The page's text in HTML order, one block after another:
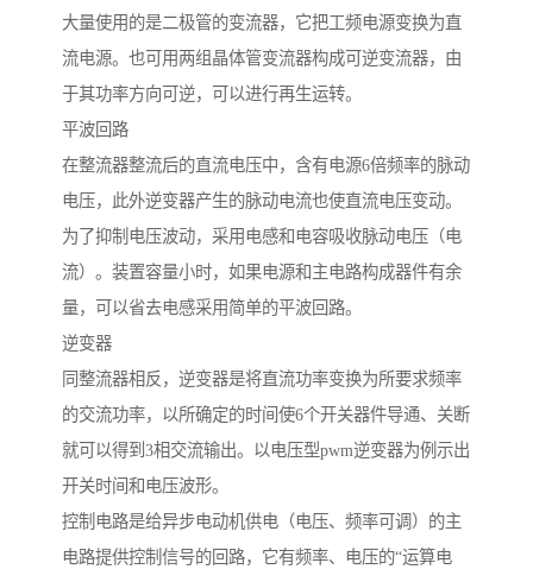
大量使用的是二极管的变流器，它把工频电源变换为直
流电源。也可用两组晶体管变流器构成可逆变流器，由
于其功率方向可逆，可以进行再生运转。
平波回路
在整流器整流后的直流电压中，含有电源6倍频率的脉动
电压，此外逆变器产生的脉动电流也使直流电压变动。
为了抑制电压波动，采用电感和电容吸收脉动电压（电
流）。装置容量小时，如果电源和主电路构成器件有余
量，可以省去电感采用简单的平波回路。
逆变器
同整流器相反，逆变器是将直流功率变换为所要求频率
的交流功率，以所确定的时间使6个开关器件导通、关断
就可以得到3相交流输出。以电压型pwm逆变器为例示出
开关时间和电压波形。
控制电路是给异步电动机供电（电压、频率可调）的主
电路提供控制信号的回路，它有频率、电压的“运算电